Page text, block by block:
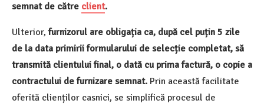
semnat de către client.
Ulterior,furnizorul are obligația ca, după cel puțin 5 zile
de la data primirii formularului de selecție completat, să
transmită clientului final, o dată cu prima factură, o copie a
contractului de furnizare semnat. Prin această facilitate
oferită clienților casnici, se simplifică procesul de